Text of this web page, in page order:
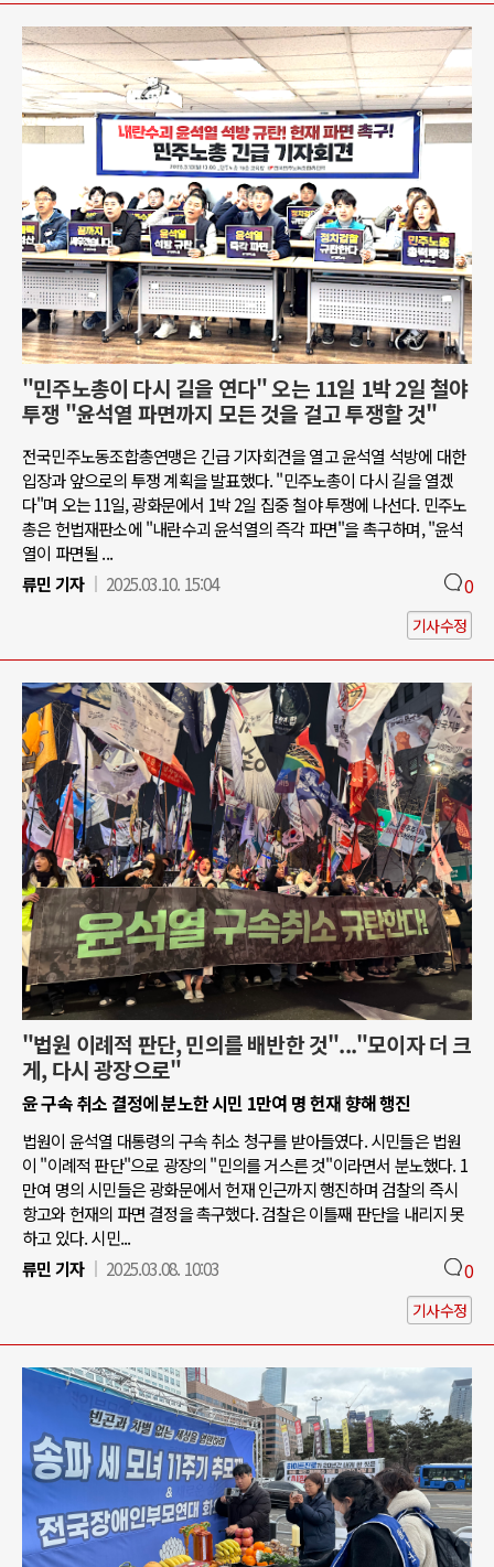
"민주노총이 다시 길을 연다" 오는 11일 1박 2일 철야
투쟁 "윤석열 파면까지 모든 것을 걸고 투쟁할 것"
전국민주노동조합총연맹은 긴급 기자회견을 열고 윤석열 석방에 대한
입장과 앞으로의 투쟁 계획을 발표했다. "민주노총이 다시 길을 열겠
다"며 오는 11일, 광화문에서 1박 2일 집중 철야 투쟁에 나선다. 민주노
총은 헌법재판소에 "내란수괴 윤석열의 즉각 파면"을 촉구하며, "윤석
열이 파면될 ...
류민 기자
2025.03.10. 15:04 0
기사수정
"법원 이례적 판단, 민의를 배반한 것"..."모이자 더 크
게, 다시 광장으로"
윤 구속 취소 결정에 분노한 시민 1만여 명 헌재 향해 행진
법원이 윤석열 대통령의 구속 취소 청구를 받아들였다. 시민들은 법원
이 "이례적 판단"으로 광장의 "민의를 거스른 것"이라면서 분노했다. 1
만여 명의 시민들은 광화문에서 헌재 인근까지 행진하며 검찰의 즉시
항고와 헌재의 파면 결정을 촉구했다. 검찰은 이틀째 판단을 내리지 못
하고 있다. 시민...
류민 기자
2025.03.08. 10:03 0
기사수정